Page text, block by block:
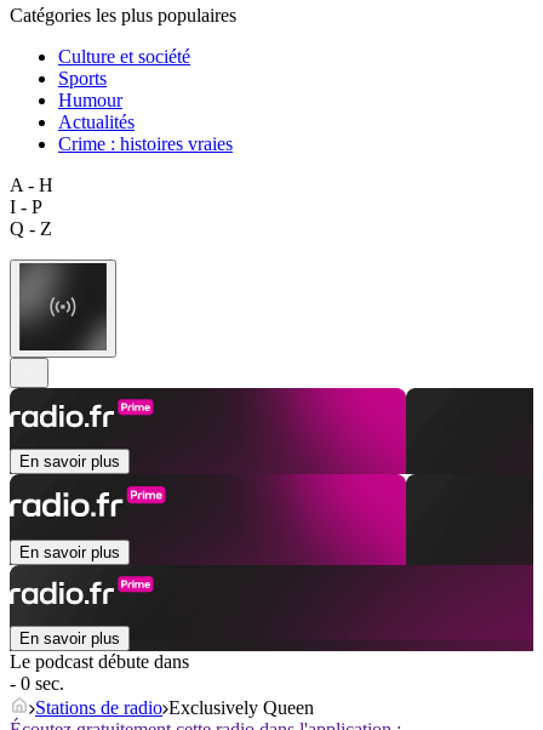
Catégories les plus populaires
Culture et société
Sports
Humour
Actualités
Crime : histoires vraies
A - H
I - P
Q - Z
En savoir plus
En savoir plus
En savoir plus
Le podcast débute dans
- 0 sec.
Stations de radio Exclusively Queen